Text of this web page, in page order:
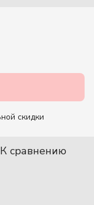
скидки
К сравнению